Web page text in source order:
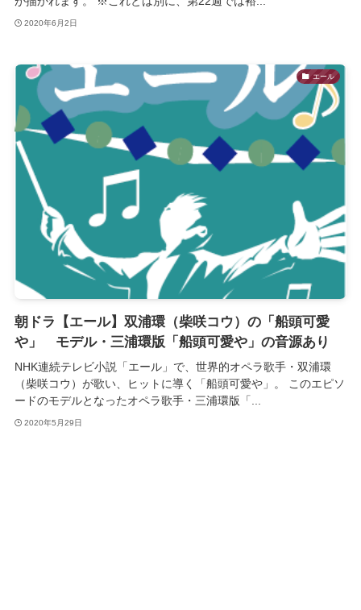
2020年6月2日
エール
朝ドラ【エール】双浦環（柴咲コウ）の「船頭可愛
や」 モデル・三浦環版「船頭可愛や」の音源あり
NHK連続テレビ小説「エール」で、世界的オペラ歌手・双浦環
（柴咲コウ）が歌い、ヒットに導く「船頭可愛や」。 このエピソ
ードのモデルとなったオペラ歌手・三浦環版「...
2020年5月29日